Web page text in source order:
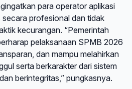
para operator aplikasi
profesional dan tidak
kecurangan. “Pemerintah
pelaksanaan SPMB 2026
dan mampu melahirkan
serta berkarakter dari sistem
berintegritas,” pungkasnya.